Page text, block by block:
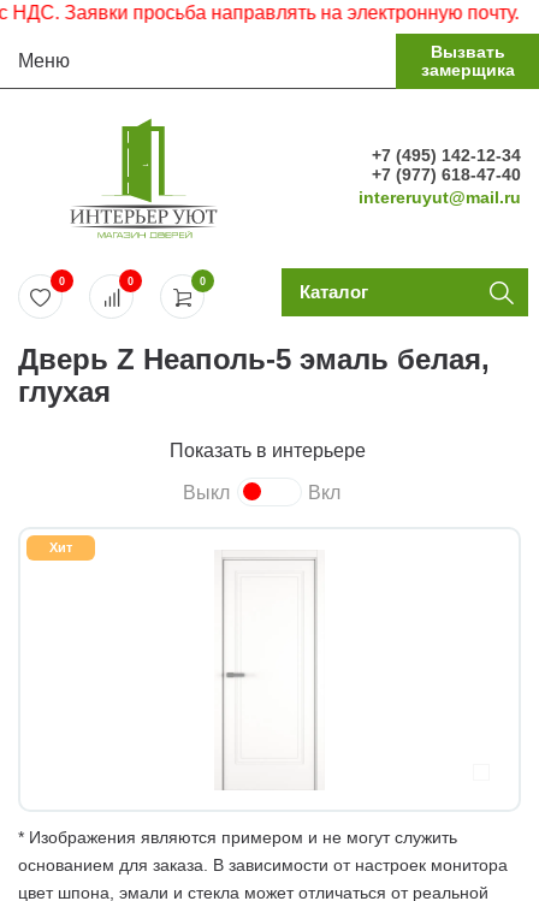
просьба направлять на электронную почту.
Меню
Вызвать
замерщика
+7 (495) 142-12-34
+7 (977) 618-47-40
intereruyut@mail.ru
0
0 0 Каталог
Дверь Z Неаполь-5 эмаль белая,
глухая
Показать в интерьере
Выкл Вкл
Хит
* Изображения являются примером и не могут служить
основанием для заказа. В зависимости от настроек монитора
цвет шпона, эмали и стекла может отличаться от реальной